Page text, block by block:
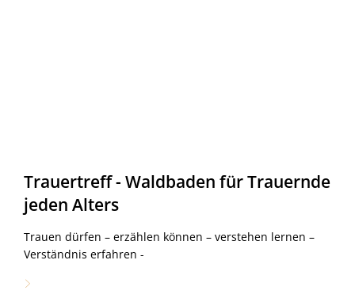
Trauertreff - Waldbaden für Trauernde
jeden Alters
Trauen dürfen – erzählen können – verstehen lernen –
Verständnis erfahren -